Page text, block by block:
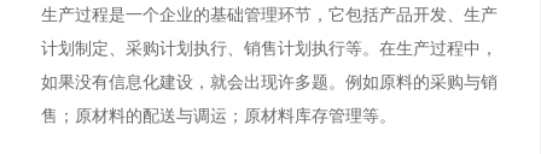
生产过程是一个企业的基础管理环节，它包括产品开发、生产
计划制定、采购计划执行、销售计划执行等。在生产过程中，
如果没有信息化建设，就会出现许多题。例如原料的采购与销
售；原材料的配送与调运；原材料库存管理等。